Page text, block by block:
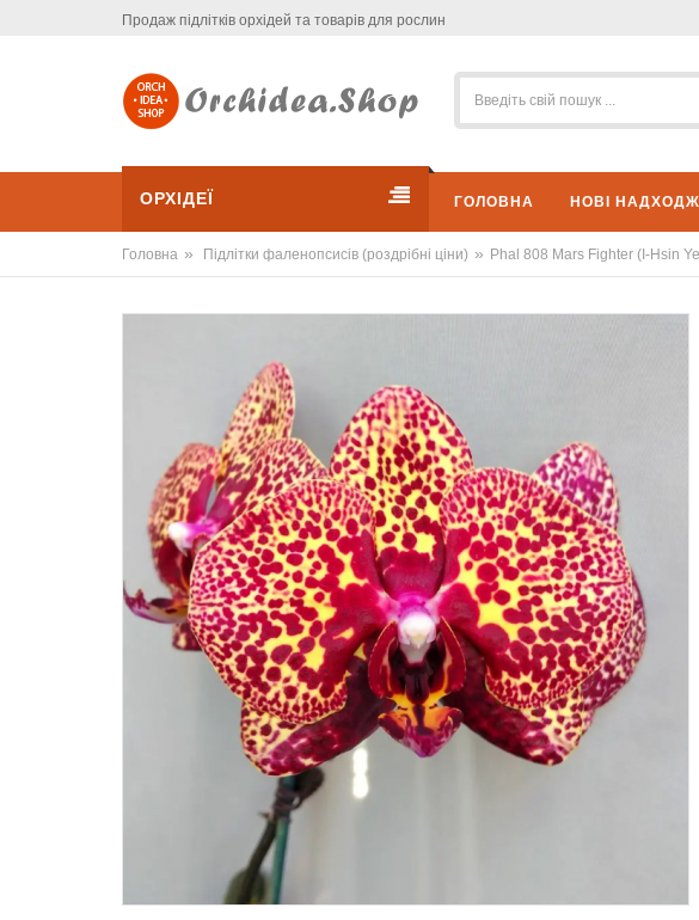
Продаж підлітків орхідей та товарів для рослин
ОРХІДЕЇ ГОЛОВНА НОВІ
Головна » Підлітки фаленопсисів (роздрібні ціни) » Phal 808 Mars Fighter (I-Hsin